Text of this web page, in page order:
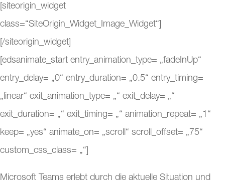
[siteorigin_widget
class=“SiteOrigin_Widget_Image_Widget“]
[/siteorigin_widget]
[edsanimate_start entry_animation_type= „fadeInUp“
entry_delay= „0“ entry_duration= „0.5“ entry_timing=
„linear“ exit_animation_type= „“ exit_delay= „“
exit_duration= „“ exit_timing= „“ animation_repeat= „1“
keep= „yes“ animate_on= „scroll“ scroll_offset= „75“
custom_css_class= „“]
Microsoft Teams erlebt durch die aktuelle Situation und